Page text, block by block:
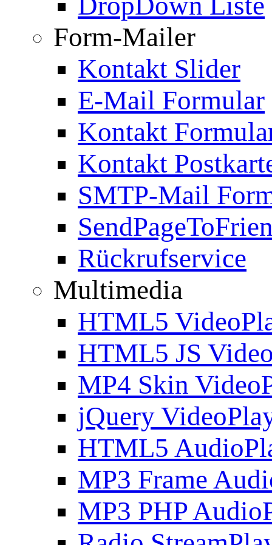
Form-Mailer
Kontakt Slider
E-Mail Formular
Kontakt
Kontakt
SMTP-Mail
Rückrufservice
Multimedia
HTML5
HTML5 JS
MP4 Skin
jQuery
HTML5
MP3 Frame
MP3 PHP